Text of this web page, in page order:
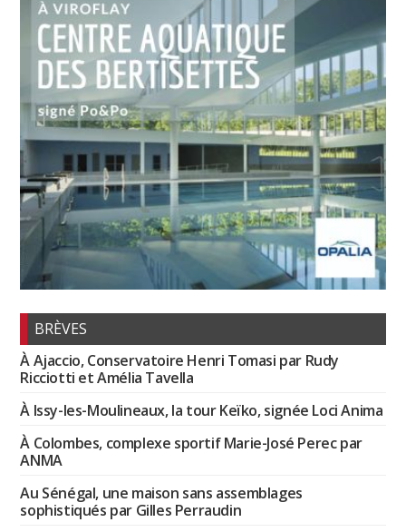
BRÈVES
À Ajaccio, Conservatoire Henri Tomasi par Rudy
Ricciotti et Amélia Tavella
À Issy-les-Moulineaux, la tour Keïko, signée Loci Anima
À Colombes, complexe sportif Marie-José Perec par
ANMA
Au Sénégal, une maison sans assemblages
sophistiqués par Gilles Perraudin